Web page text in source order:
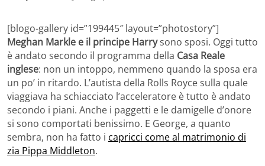
[blogo-gallery id=”199445″ layout=”photostory”]
Meghan Markle e il principe Harrysono sposi. Oggi tutto
è andato secondo il programma della Casa Reale
inglese: non un intoppo, nemmeno quando la sposa era
un po’ in ritardo. L’autista della Rolls Royce sulla quale
viaggiava ha schiacciato l’acceleratore è tutto è andato
secondo i piani. Anche i paggetti e le damigelle d’onore
si sono comportati benissimo. E George, a quanto
sembra, non ha fatto i capricci come al matrimonio di
zia Pippa Middleton.